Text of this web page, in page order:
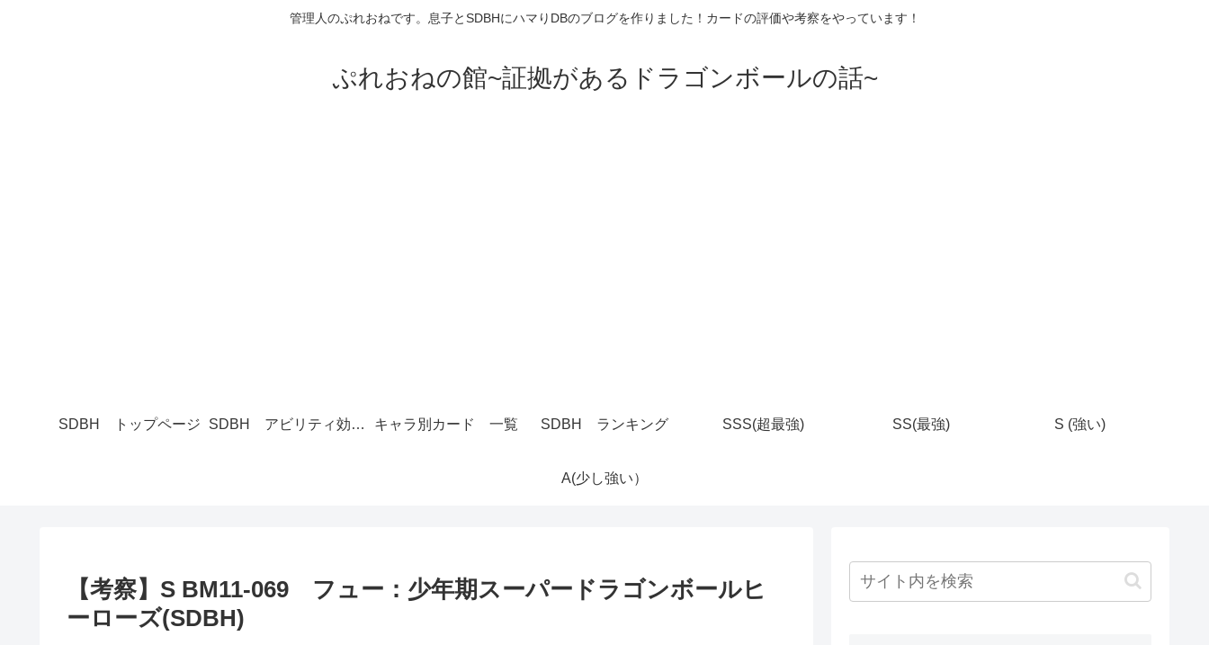
管理人のぷれおねです。息子とSDBHにハマりDBのブログを作りました！カードの評価や考察をやっています！
ぷれおねの館~証拠があるドラゴンボールの話~
SDBH トップページ SDBH アビリティ効果一覧 キャラ別カード 一覧 SDBH ランキング SSS(超最強) SS(最強) S (強い)
A(少し強い）
【考察】S BM11-069 フュー：少年期スーパードラゴンボールヒ
ーローズ(SDBH)